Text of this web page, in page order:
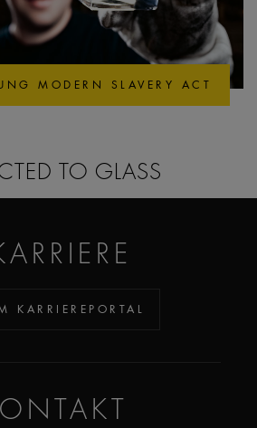
MODERN SLAVERY ACT
TO GLASS
KARRIEREPORTAL